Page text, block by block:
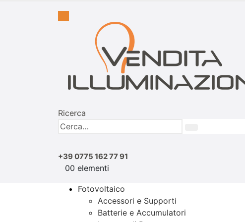
Ricerca
+39 0775 162 77 91
00 elementi
Fotovoltaico
Accessori e Supporti
Batterie e Accumulatori